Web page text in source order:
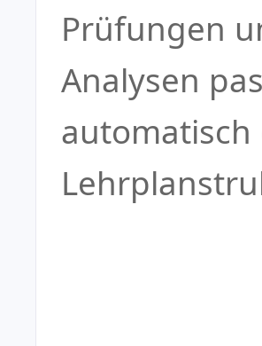
Prüfungen
Analysen
automatisch